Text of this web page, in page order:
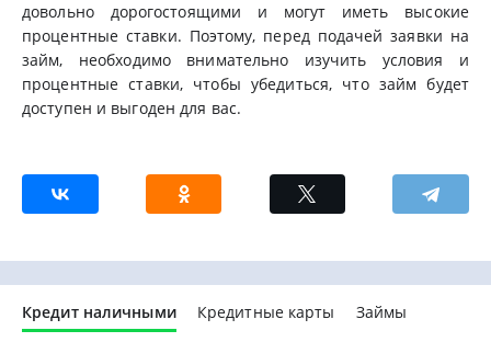
довольно дорогостоящими и могут иметь высокие
процентные ставки. Поэтому, перед подачей заявки на
займ, необходимо внимательно изучить условия и
процентные ставки, чтобы убедиться, что займ будет
доступен и выгоден для вас.
Кредит наличными Кредитные карты Займы